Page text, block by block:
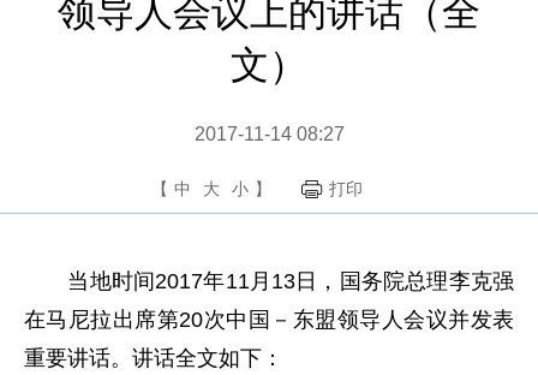
领导人会议上的讲话（全
文）
2017-11-14 08:27
【 中 大 小 】 打印
当地时间2017年11月13日，国务院总理李克强
在马尼拉出席第20次中国－东盟领导人会议并发表
重要讲话。讲话全文如下：